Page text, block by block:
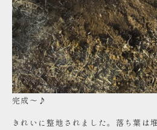
完成～♪
きれいに整地されました。落ち葉は